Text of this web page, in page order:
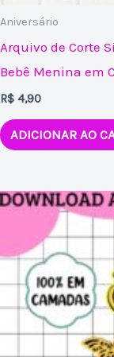
Aniversário
Arquivo de Corte
Bebê Menina em
R$ 4,90
ADICIONAR AO